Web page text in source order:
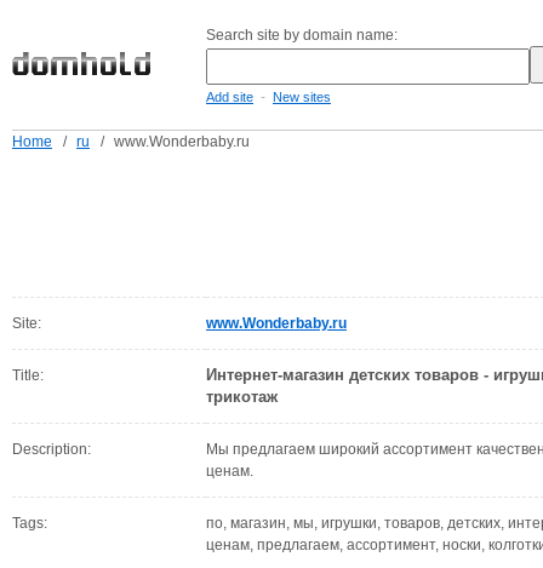
Search site by domain name:
Add site - New sites
Home / ru / www.Wonderbaby.ru
Site: www.Wonderbaby.ru
Title:
Интернет-магазин детских товаров -
трикотаж
Description:
Мы предлагаем широкий ассортимент
ценам.
Tags:
по, магазин, мы, игрушки, товаров, детских,
ценам, предлагаем, ассортимент, носки,